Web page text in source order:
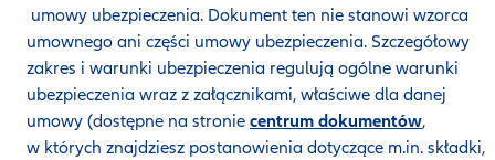
umowy ubezpieczenia. Dokument ten nie stanowi wzorca
umownego ani części umowy ubezpieczenia. Szczegółowy
zakres i warunki ubezpieczenia regulują ogólne warunki
ubezpieczenia wraz z załącznikami, właściwe dla danej
umowy (dostępne na stronie centrum dokumentów,
w których znajdziesz postanowienia dotyczące m.in. składki,